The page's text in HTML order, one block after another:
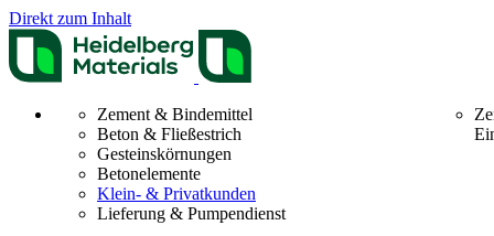
Direkt zum Inhalt
Zement & Bindemittel
Beton & Fließestrich
Gesteinskörnungen
Betonelemente
Klein- & Privatkunden
Lieferung & Pumpendienst